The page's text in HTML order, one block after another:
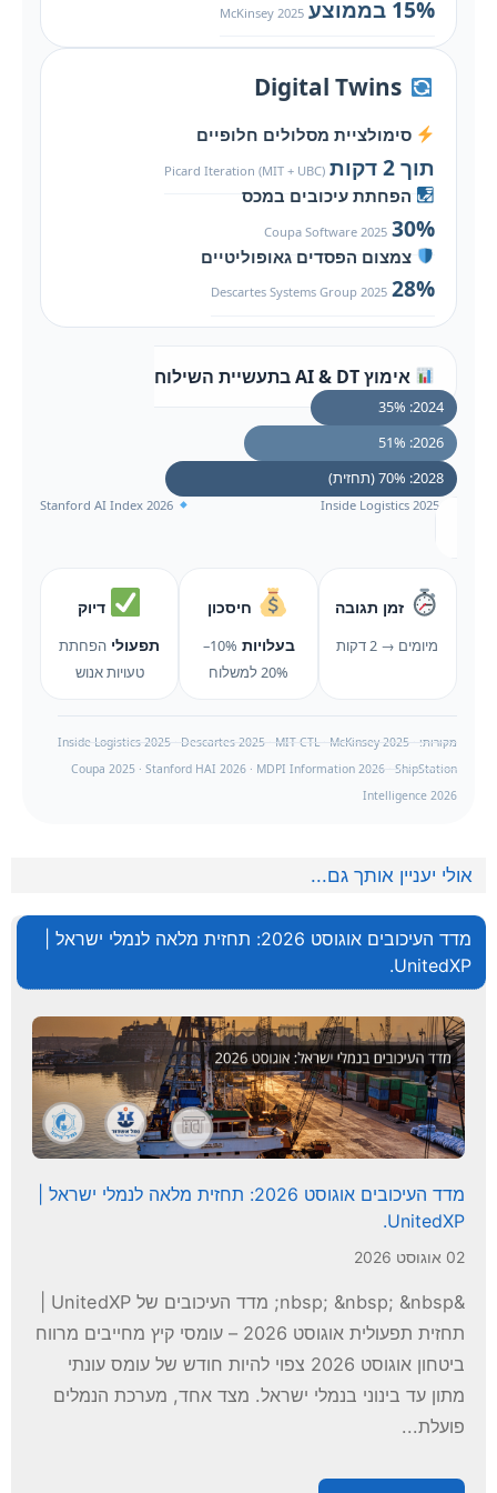
15% בממוצע McKinsey 2025
Digital Twins
סימולציית מסלולים חלופיים
תוך 2 דקות Picard Iteration (MIT + UBC)
הפחתת עיכובים במכס
30%
Coupa Software 2025
צמצום הפסדים גאופוליטיים
28%
Descartes Systems Group 2025
אימוץ AI & DT בתעשיית השילוח
2024: 35%
2026: 51%
2028: 70% (תחזית)
זמן תגובה
מיומים → 2 דקות
חיסכון
בעלויות
10%–
20% למשלוח
דיוק
תפעולי הפחתת
טעויות אנוש
מקורות: Inside Logistics 2025 · Descartes 2025 · MIT CTL · McKinsey 2025 ·
Coupa 2025 · Stanford HAI 2026 · MDPI Information 2026 · ShipStation
Intelligence 2026
אולי יעניין אותך גם...
מדד העיכובים אוגוסט 2026: תחזית מלאה לנמלי ישראל |
UnitedXP.
מדד העיכובים אוגוסט 2026: תחזית מלאה לנמלי ישראל |
UnitedXP.
02 אוגוסט 2026
תחזית תפעולית אוגוסט 2026 – עומסי קיץ מחייבים מרווח
ביטחון אוגוסט 2026 צפוי להיות חודש של עומס עונתי
מתון עד בינוני בנמלי ישראל. מצד אחד, מערכת הנמלים
פועלת...